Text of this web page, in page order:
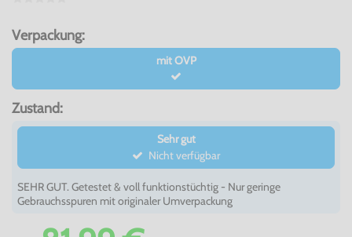
Verpackung:
mit OVP
Zustand:
Sehr gut
Nicht verfügbar
SEHR GUT. Getestet & voll funktionstüchtig - Nur geringe
Gebrauchsspuren mit originaler Umverpackung